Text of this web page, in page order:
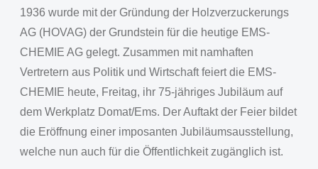
1936 wurde mit der Gründung der Holzverzuckerungs
AG (HOVAG) der Grundstein für die heutige EMS-
CHEMIE AG gelegt. Zusammen mit namhaften
Vertretern aus Politik und Wirtschaft feiert die EMS-
CHEMIE heute, Freitag, ihr 75-jähriges Jubiläum auf
dem Werkplatz Domat/Ems. Der Auftakt der Feier bildet
die Eröffnung einer imposanten Jubiläumsausstellung,
welche nun auch für die Öffentlichkeit zugänglich ist.